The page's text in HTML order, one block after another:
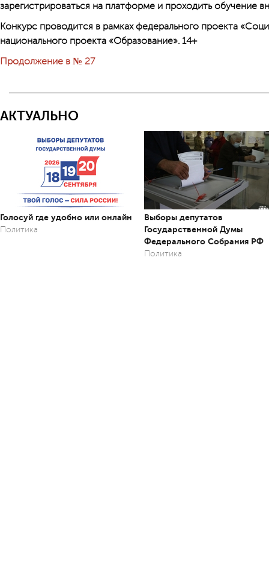
зарегистрироваться на платформе и проходить обучение
Конкурс проводится в рамках федерального проекта
национального проекта «Образование». 14+
Продолжение в № 27
АКТУАЛЬНО
Голосуй где удобно или онлайн
Политика
Выборы депутатов
Государственной Думы
Федерального Собрания РФ
Политика